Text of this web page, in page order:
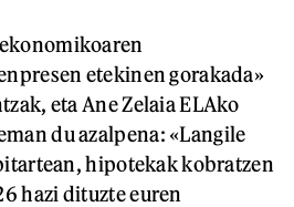
etekinen gorakada»
eta Ane Zelaia ELAko
du azalpena: «Langile
hipotekak kobratzen
hazi dituzte euren